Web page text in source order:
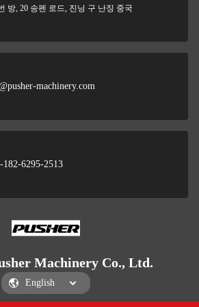
방, 20 송펜 로드, 진닝 구 난징 중국
machinery.com
182-6295-2513
Machinery Co., Ltd.